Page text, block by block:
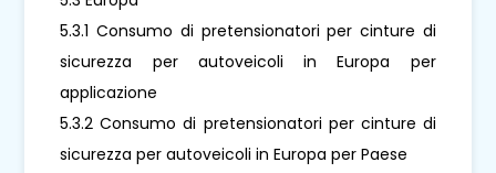
5.3.1 Consumo di pretensionatori per cinture di
sicurezza per autoveicoli in Europa per
applicazione
5.3.2 Consumo di pretensionatori per cinture di
sicurezza per autoveicoli in Europa per Paese